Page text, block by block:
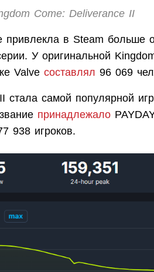
Come: Deliverance II
привлекла в Steam больше
У оригинальной
Valve составлял 96 069
стала самой популярной
принадлежало
938 игроков.